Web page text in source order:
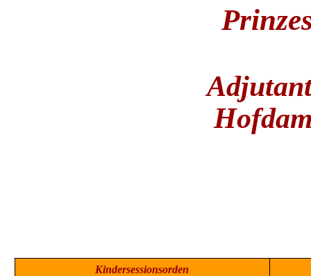
Kindersessionsorden